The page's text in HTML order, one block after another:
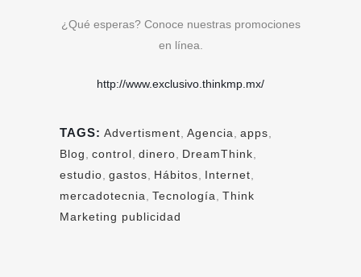
¿Qué esperas? Conoce nuestras promociones
en línea.
http://www.exclusivo.thinkmp.mx/
TAGS: Advertisment Agencia apps
Blog
control dinero DreamThink
estudio gastos Hábitos Internet
mercadotecnia
Tecnología
Think
Marketing publicidad